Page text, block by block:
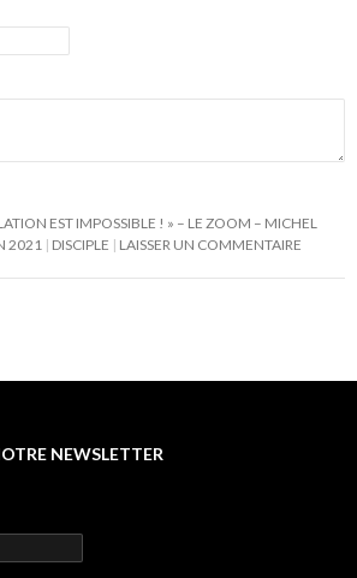
EST IMPOSSIBLE ! » – LE ZOOM – MICHEL
2021 DISCIPLE LAISSER UN COMMENTAIRE
NEWSLETTER